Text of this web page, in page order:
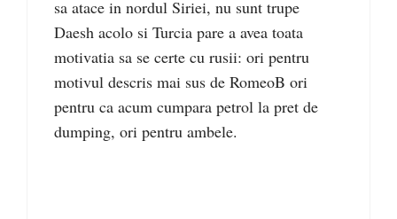
sa atace in nordul Siriei, nu sunt trupe
Daesh acolo si Turcia pare a avea toata
motivatia sa se certe cu rusii: ori pentru
motivul descris mai sus de RomeoB ori
pentru ca acum cumpara petrol la pret de
dumping, ori pentru ambele.